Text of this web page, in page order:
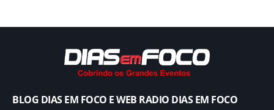
BLOG DIAS EM FOCO E WEB RADIO DIAS EM FOCO